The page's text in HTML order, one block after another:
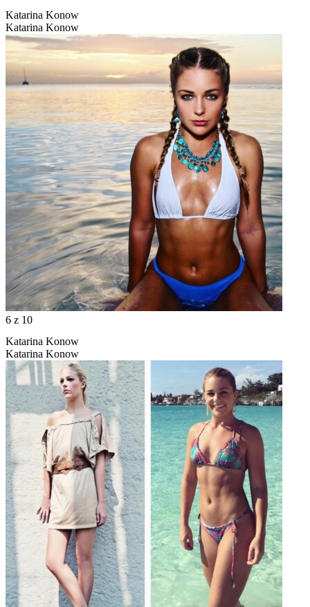
Katarina Konow
Katarina Konow
6 z 10
Katarina Konow
Katarina Konow